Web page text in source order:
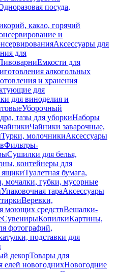
посуда,
какао, горячий
и
Аксессуары для
для
Емкости для
алкогольных
и хранения
для
для виноделия и
Уборочный
тазы для уборкиНаборы
Чайники заварочные,
Турки, молочникиАксессуары
Фильтры-
Сушилки для белья,
контейнеры для
ящикиТуалетная бумага,
мочалки, губки, мусорные
Упаковочная тараАксессуары
Веревки,
моющих средствВешалки-
СувенирыКопилкиКартины,
фотографий,
подставки для
декорТовары для
елей новогоднихНовогодние